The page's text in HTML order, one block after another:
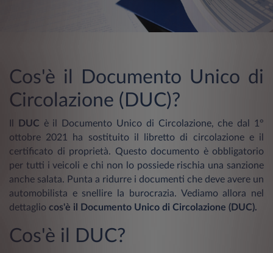
Cos'è il Documento Unico di
Circolazione (DUC)?
DUC è il Documento Unico di Circolazione, che dal 1°
ottobre 2021 ha sostituito il libretto di circolazione e il
certificato di proprietà. Questo documento è obbligatorio
per tutti i veicoli e chi non lo possiede rischia una sanzione
anche salata. Punta a ridurre i documenti che deve avere un
automobilista e snellire la burocrazia. Vediamo allora nel
dettaglio cos'è il Documento Unico di Circolazione (DUC).
Cos'è il DUC?